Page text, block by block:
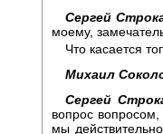
Сергей
моему,
Что касается
Михаил
Сергей
вопрос
мы